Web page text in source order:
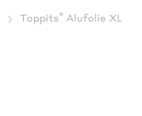
Toppits® Alufolie XL: